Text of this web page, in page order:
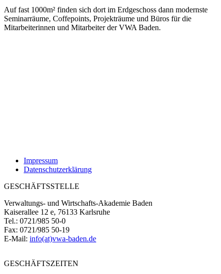
Auf fast 1000m² finden sich dort im Erdgeschoss dann modernste
Seminarräume, Coffepoints, Projekträume und Büros für die
Mitarbeiterinnen und Mitarbeiter der VWA Baden.
Impressum
Datenschutzerklärung
GESCHÄFTSSTELLE
Verwaltungs- und Wirtschafts-Akademie Baden
Kaiserallee 12 e, 76133 Karlsruhe
Tel.: 0721/985 50-0
Fax: 0721/985 50-19
E-Mail: info(at)vwa-baden.de
GESCHÄFTSZEITEN